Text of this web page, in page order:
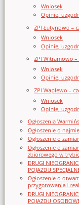
Wniosek
Opinie,
ZPI Łutynowo –
Wniosek
Opinie,
ZPI Witramowo –
Wniosek
Opinie,
ZPI Waplewo –
Wniosek
Opinie,
Ogłoszenia
Ogłoszenie o
Ogłoszenie o
Ogłoszenie o
zbiorowego w
DRUGI
POJAZDU
Ogłoszenie o
przygotowania i
DRUGI
POJAZDU